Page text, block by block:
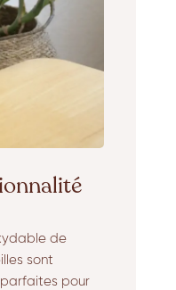
de
sont
pour